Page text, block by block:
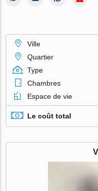
Ville
Quartier
Type
Chambres
Espace de vie
Le coût total